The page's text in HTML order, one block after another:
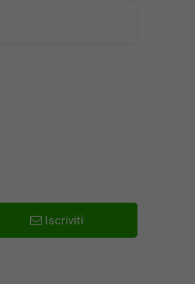
Iscriviti